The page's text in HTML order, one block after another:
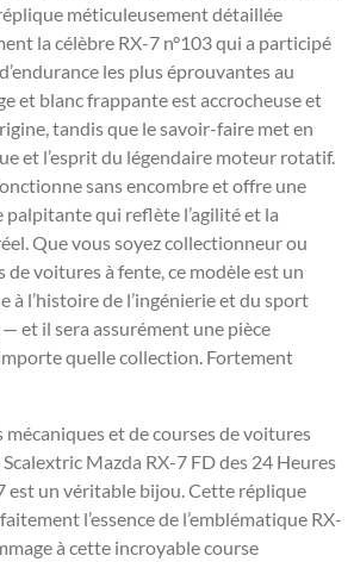
méticuleusement détaillée
la célèbre RX-7 n°103 qui a participé
les plus éprouvantes au
et blanc frappante est accrocheuse et
tandis que le savoir-faire met en
et l’esprit du légendaire moteur rotatif.
sans encombre et offre une
palpitante qui reflète l’agilité et la
Que vous soyez collectionneur ou
de voitures à fente, ce modèle est un
à l’histoire de l’ingénierie et du sport
et il sera assurément une pièce
quelle collection. Fortement
mécaniques et de courses de voitures
Mazda RX-7 FD des 24 Heures
est un véritable bijou. Cette réplique
l’essence de l’emblématique RX-
à cette incroyable course